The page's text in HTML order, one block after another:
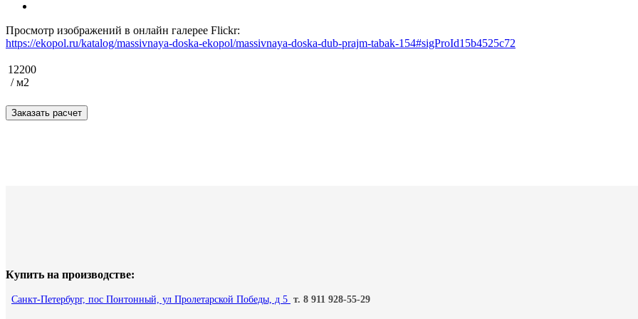
Просмотр изображений в онлайн галерее Flickr:
https://ekopol.ru/katalog/massivnaya-doska-ekopol/massivnaya-doska-dub-prajm-tabak-154#sigProId15b4525c72
12200
/ м2
Купить на производстве:
Санкт-Петербург, пос Понтонный, ул Пролетарской Победы, д 5 т. 8 911 928-55-29